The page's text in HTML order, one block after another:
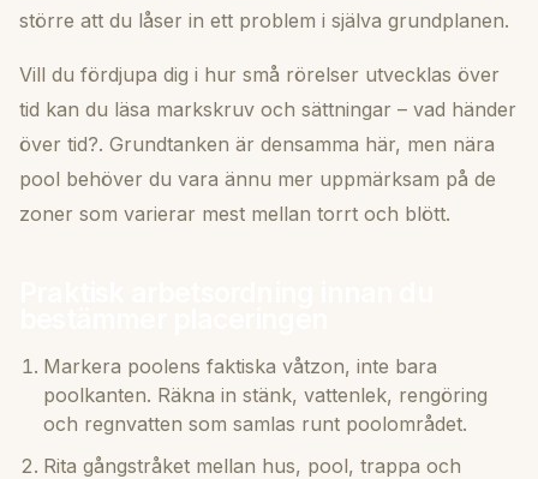
större att du låser in ett problem i själva grundplanen.
Vill du fördjupa dig i hur små rörelser utvecklas över
tid kan du läsa markskruv och sättningar – vad händer
över tid?. Grundtanken är densamma här, men nära
pool behöver du vara ännu mer uppmärksam på de
zoner som varierar mest mellan torrt och blött.
Markera poolens faktiska våtzon, inte bara
poolkanten. Räkna in stänk, vattenlek, rengöring
och regnvatten som samlas runt poolområdet.
Rita gångstråket mellan hus, pool, trappa och